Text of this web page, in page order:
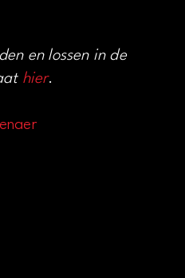
en lossen in de
hier.